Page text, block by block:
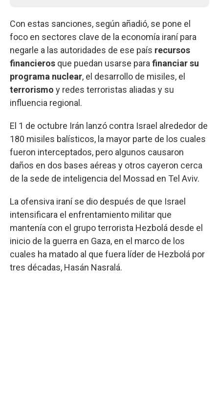
Con estas sanciones, según añadió, se pone el
foco en sectores clave de la economía iraní para
negarle a las autoridades de ese país recursos
financieros que puedan usarse para financiar su
programa nuclear, el desarrollo de misiles, el
terrorismo y redes terroristas aliadas y su
influencia regional.
El 1 de octubre Irán lanzó contra Israel alrededor de
180 misiles balísticos, la mayor parte de los cuales
fueron interceptados, pero algunos causaron
daños en dos bases aéreas y otros cayeron cerca
de la sede de inteligencia del Mossad en Tel Aviv.
La ofensiva iraní se dio después de que Israel
intensificara el enfrentamiento militar que
mantenía con el grupo terrorista Hezbolá desde el
inicio de la guerra en Gaza, en el marco de los
cuales ha matado al que fuera líder de Hezbolá por
tres décadas, Hasán Nasralá.